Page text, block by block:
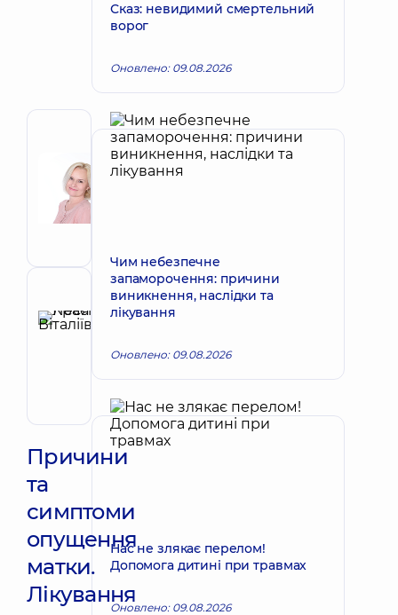
Автор
Корх
Наталія
ультразвукової
діагностики
Рецензент
Красій
Віталіївна
Акушер-
гінеколог;
Лікар
з
ультразвукової
діагностики
Причини
та
симптоми
опущення
матки.
Лікування
Сказ: невидимий смертельний
ворог
Оновлено: 09.08.2026
Чим небезпечне
запаморочення: причини
виникнення, наслідки та
лікування
Оновлено: 09.08.2026
Нас не злякає перелом!
Допомога дитині при травмах
Оновлено: 09.08.2026